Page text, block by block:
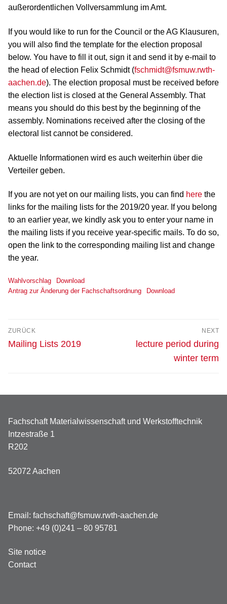
außerordentlichen Vollversammlung im Amt.
If you would like to run for the Council or the AG Klausuren,
you will also find the template for the election proposal
below. You have to fill it out, sign it and send it by e-mail to
the head of election Felix Schmidt (fschmidt@fsmuw.rwth-
aachen.de). The election proposal must be received before
the election list is closed at the General Assembly. That
means you should do this best by the beginning of the
assembly. Nominations received after the closing of the
electoral list cannot be considered.
Aktuelle Informationen wird es auch weiterhin über die
Verteiler geben.
If you are not yet on our mailing lists, you can find here the
links for the mailing lists for the 2019/20 year. If you belong
to an earlier year, we kindly ask you to enter your name in
the mailing lists if you receive year-specific mails. To do so,
open the link to the corresponding mailing list and change
the year.
Wahlvorschlag
Download
Antrag zur Änderung der Fachschaftsordnung
Download
Beitrags-
Navigation
ZURÜCK
Vorheriger
Mailing Lists 2019
NEXT
Next
lecture period during
winter term
Fachschaft Materialwissenschaft und Werkstofftechnik
Intzestraße 1
R202
52072 Aachen
Email: fachschaft@fsmuw.rwth-aachen.de
Phone: +49 (0)241 – 80 95781
Site notice
Contact